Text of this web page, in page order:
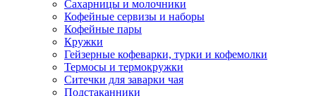
Сахарницы и молочники
Кофейные сервизы и наборы
Кофейные пары
Кружки
Гейзерные кофеварки, турки и кофемолки
Термосы и термокружки
Ситечки для заварки чая
Подстаканники